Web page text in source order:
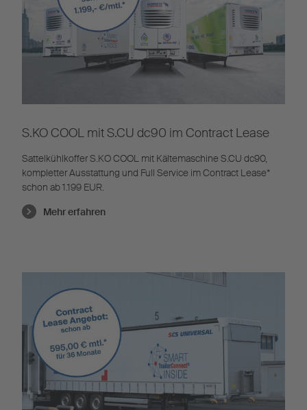
S.KO COOL mit S.CU dc90 im Contract Lease
Sattelkühlkoffer S.KO COOL mit Kältemaschine S.CU dc90,
kompletter Ausstattung und Full Service im Contract Lease*
schon ab 1.199 EUR.
Mehr erfahren